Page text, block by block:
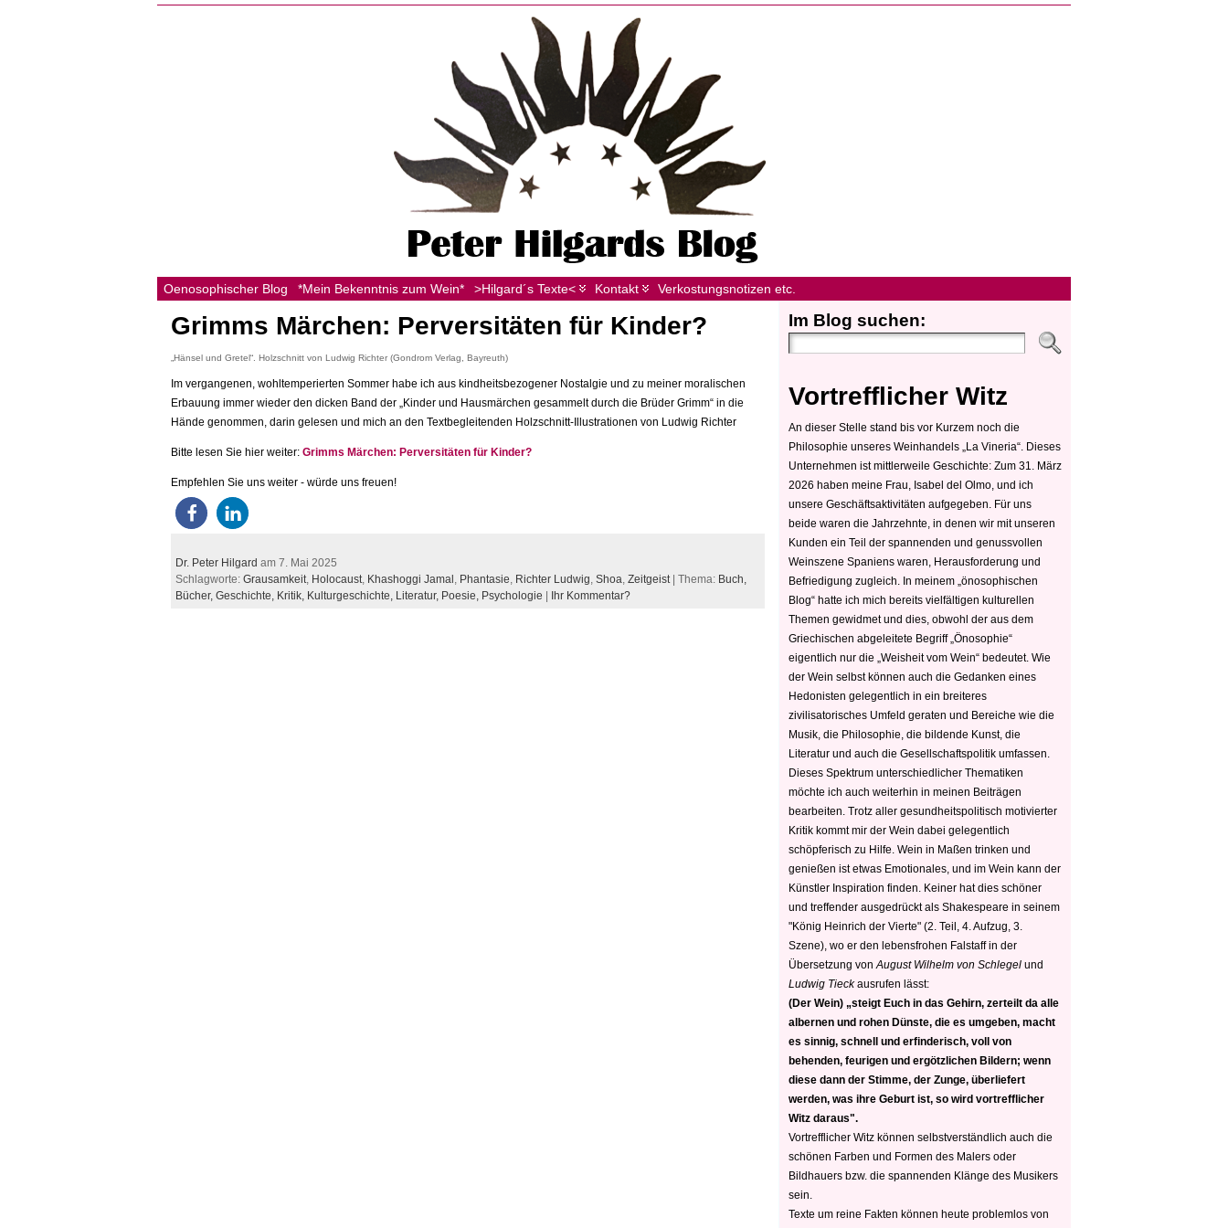
Oenosophischer Blog *Mein Bekenntnis zum Wein* >Hilgard´s Texte< Kontakt Verkostungsnotizen etc.
Grimms Märchen: Perversitäten für Kinder?
„Hänsel und Gretel“. Holzschnitt von Ludwig Richter (Gondrom Verlag, Bayreuth)
Im vergangenen, wohltemperierten Sommer habe ich aus kindheitsbezogener Nostalgie und zu meiner moralischen
Erbauung immer wieder den dicken Band der „Kinder und Hausmärchen gesammelt durch die Brüder Grimm“ in die
Hände genommen, darin gelesen und mich an den Textbegleitenden Holzschnitt-Illustrationen von Ludwig Richter
Bitte lesen Sie hier weiter: Grimms Märchen: Perversitäten für Kinder?
Empfehlen Sie uns weiter - würde uns freuen!
Dr. Peter Hilgard am 7. Mai 2025
Schlagworte: Grausamkeit Holocaust Khashoggi Jamal Phantasie Richter Ludwig Shoa Zeitgeist | Thema: Buch,
Bücher, Geschichte, Kritik, Kulturgeschichte, Literatur, Poesie, Psychologie | Ihr Kommentar?
Im Blog suchen:
Vortrefflicher Witz
An dieser Stelle stand bis vor Kurzem noch die
Philosophie unseres Weinhandels „La Vineria“. Dieses
Unternehmen ist mittlerweile Geschichte: Zum 31. März
2026 haben meine Frau, Isabel del Olmo, und ich
unsere Geschäftsaktivitäten aufgegeben. Für uns
beide waren die Jahrzehnte, in denen wir mit unseren
Kunden ein Teil der spannenden und genussvollen
Weinszene Spaniens waren, Herausforderung und
Befriedigung zugleich. In meinem „önosophischen
Blog“ hatte ich mich bereits vielfältigen kulturellen
Themen gewidmet und dies, obwohl der aus dem
Griechischen abgeleitete Begriff „Önosophie“
eigentlich nur die „Weisheit vom Wein“ bedeutet. Wie
der Wein selbst können auch die Gedanken eines
Hedonisten gelegentlich in ein breiteres
zivilisatorisches Umfeld geraten und Bereiche wie die
Musik, die Philosophie, die bildende Kunst, die
Literatur und auch die Gesellschaftspolitik umfassen.
Dieses Spektrum unterschiedlicher Thematiken
möchte ich auch weiterhin in meinen Beiträgen
bearbeiten. Trotz aller gesundheitspolitisch motivierter
Kritik kommt mir der Wein dabei gelegentlich
schöpferisch zu Hilfe. Wein in Maßen trinken und
genießen ist etwas Emotionales, und im Wein kann der
Künstler Inspiration finden. Keiner hat dies schöner
und treffender ausgedrückt als Shakespeare in seinem
"König Heinrich der Vierte" (2. Teil, 4. Aufzug, 3.
Szene), wo er den lebensfrohen Falstaff in der
Übersetzung von August Wilhelm von Schlegel und
Ludwig Tieckausrufen lässt:
(Der Wein) „steigt Euch in das Gehirn, zerteilt da alle
albernen und rohen Dünste, die es umgeben, macht
es sinnig, schnell und erfinderisch, voll von
behenden, feurigen und ergötzlichen Bildern; wenn
diese dann der Stimme, der Zunge, überliefert
werden, was ihre Geburt ist, so wird vortrefflicher
Witz daraus".
Vortrefflicher Witz können selbstverständlich auch die
schönen Farben und Formen des Malers oder
Bildhauers bzw. die spannenden Klänge des Musikers
sein.
Texte um reine Fakten können heute problemlos von